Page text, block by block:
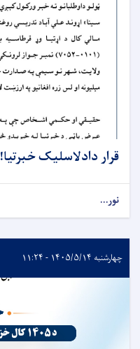
قرار دادلاسلیک خبرتیا!
نور...
چهارشنبه ۱۴۰۵/۵/۱۴ - ۱۱:۲۴